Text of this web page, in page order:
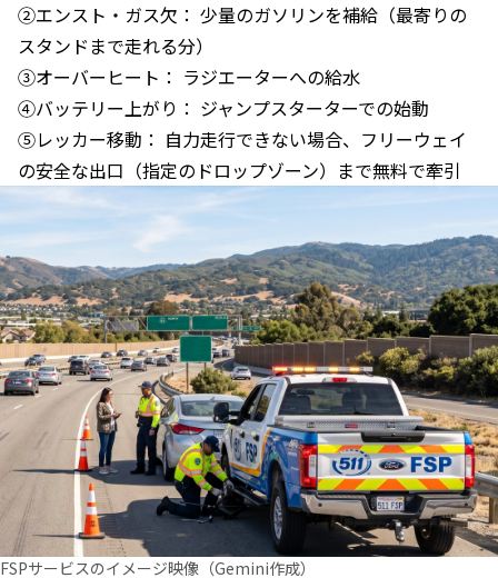
②エンスト・ガス欠： 少量のガソリンを補給（最寄りの
スタンドまで走れる分）
③オーバーヒート： ラジエーターへの給水
④バッテリー上がり： ジャンプスターターでの始動
⑤レッカー移動： 自力走行できない場合、フリーウェイ
の安全な出口（指定のドロップゾーン）まで無料で牽引
FSPサービスのイメージ映像（Gemini作成）